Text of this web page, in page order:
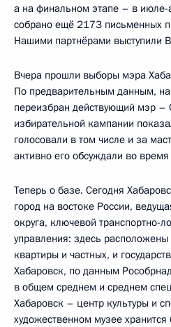
а на финальном этапе – в июле-
собрано ещё 2173 письменных
Нашими партнёрами выступили
Вчера прошли выборы мэра
По предварительным данным,
переизбран действующий мэр –
избирательной кампании
голосовали в том числе и за
активно его обсуждали во
Теперь о базе. Сегодня
город на востоке России,
округа, ключевой транспортно-
управления: здесь
квартиры и частных, и
Хабаровск, по данным
в общем среднем и среднем
Хабаровск – центр культуры и
художественном музее